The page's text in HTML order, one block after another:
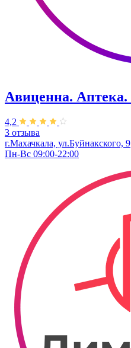
Авиценна. Аптека.
4,2
3 отзыва
г.Махачкала, ул.Буйнакского, 9
Пн-Вс 09:00-22:00